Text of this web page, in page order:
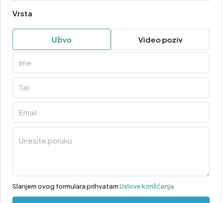
Vrsta
Uživo Video poziv
Slanjem ovog formulara prihvatamUslove korišćenja